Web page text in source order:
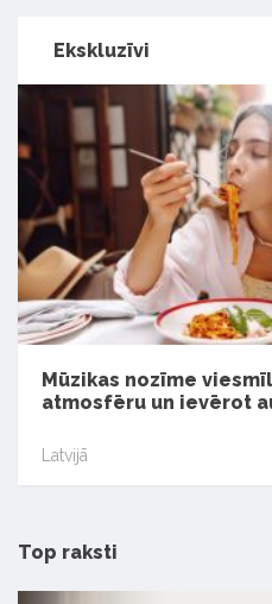
Ekskluzīvi
Mūzikas nozīme
atmosfēru un ievērot
Latvijā
Top raksti